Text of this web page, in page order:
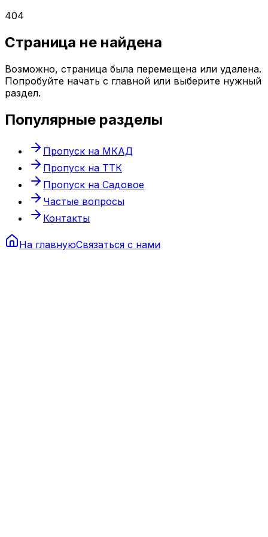
404
Страница не найдена
Возможно, страница была перемещена или удалена.
Попробуйте начать с главной или выберите нужный
раздел.
Популярные разделы
Пропуск на МКАД
Пропуск на ТТК
Пропуск на Садовое
Частые вопросы
Контакты
На главнуюСвязаться с нами